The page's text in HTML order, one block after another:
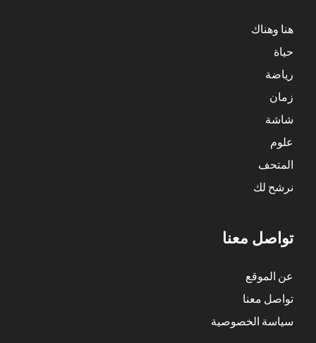
هنا وهناك
حياة
رياضة
زمان
شاشة
علوم
المتحف
نرشح لك
تواصل معنا
عن الموقع
تواصل معنا
سياسة الخصوصية